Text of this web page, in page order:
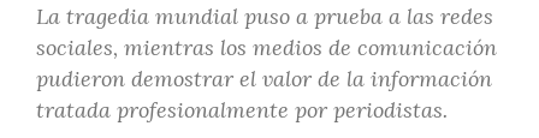
La tragedia mundial puso a prueba a las redes
sociales, mientras los medios de comunicación
pudieron demostrar el valor de la información
tratada profesionalmente por periodistas.